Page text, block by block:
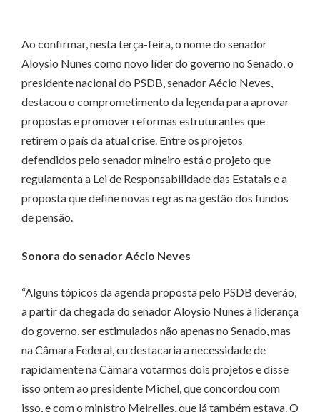
Ao confirmar, nesta terça-feira, o nome do senador
Aloysio Nunes como novo líder do governo no Senado, o
presidente nacional do PSDB, senador Aécio Neves,
destacou o comprometimento da legenda para aprovar
propostas e promover reformas estruturantes que
retirem o país da atual crise. Entre os projetos
defendidos pelo senador mineiro está o projeto que
regulamenta a Lei de Responsabilidade das Estatais e a
proposta que define novas regras na gestão dos fundos
de pensão.
Sonora do senador Aécio Neves
“Alguns tópicos da agenda proposta pelo PSDB deverão,
a partir da chegada do senador Aloysio Nunes à liderança
do governo, ser estimulados não apenas no Senado, mas
na Câmara Federal, eu destacaria a necessidade de
rapidamente na Câmara votarmos dois projetos e disse
isso ontem ao presidente Michel, que concordou com
isso, e com o ministro Meirelles, que lá também estava. O